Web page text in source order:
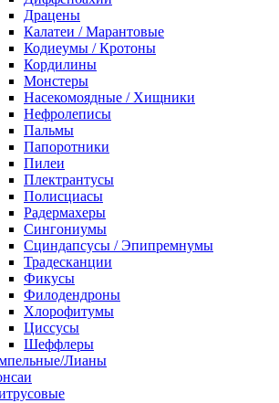
Драцены
Калатеи / Марантовые
Кодиеумы / Кротоны
Кордилины
Монстеры
Насекомоядные / Хищники
Нефролеписы
Пальмы
Папоротники
Пилеи
Плектрантусы
Полисциасы
Радермахеры
Сингониумы
Сциндапсусы / Эпипремнумы
Традесканции
Фикусы
Филодендроны
Хлорофитумы
Циссусы
Шеффлеры
Лианы